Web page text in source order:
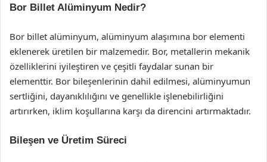
Bor Billet Alüminyum Nedir?
Bor billet alüminyum, alüminyum alaşımına bor elementi
eklenerek üretilen bir malzemedir. Bor, metallerin mekanik
özelliklerini iyileştiren ve çeşitli faydalar sunan bir
elementtir. Bor bileşenlerinin dahil edilmesi, alüminyumun
sertliğini, dayanıklılığını ve genellikle işlenebilirliğini
artırırken, iklim koşullarına karşı da direncini artırmaktadır.
Bileşen ve Üretim Süreci